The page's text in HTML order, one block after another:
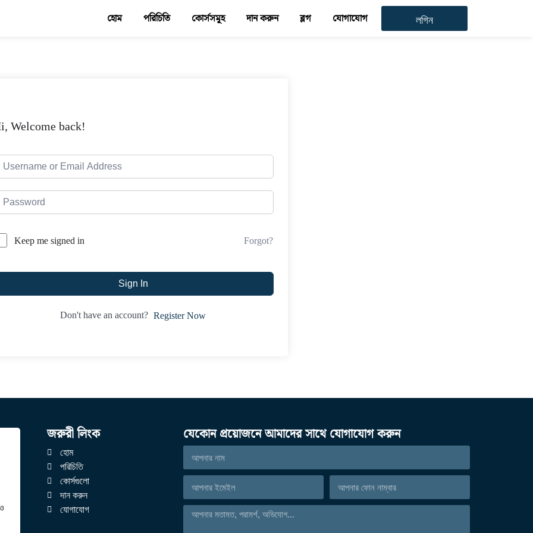
হোম পরিচিতি কোর্সসমূহ দান করুন ব্লগ যোগাযোগ লগিন
Welcome back!
Keep me signed in Forgot?
Sign In
Don't have an account? Register Now
জরুরী লিংক
হোম
পরিচিতি
কোর্সগুলো
দান করুন
যোগাযোগ
যেকোন প্রয়োজনে আমাদের সাথে যোগাযোগ করুন